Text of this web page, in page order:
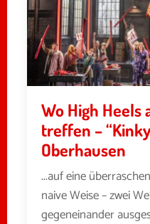
Wo High
treffen –
Oberhausen
...auf eine
naive Weise – zwei
gegeneinander